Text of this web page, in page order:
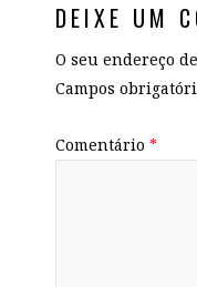
DEIXE UM
O seu endereço
Campos
Comentário *